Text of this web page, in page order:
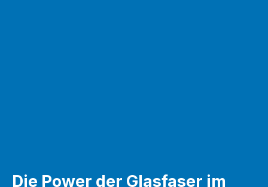
Die Power der Glasfaser im